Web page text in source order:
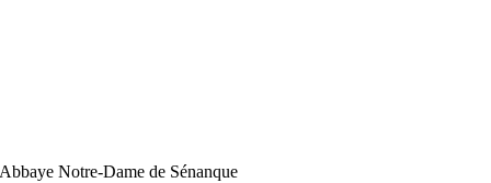
Abbaye Notre-Dame de Sénanque